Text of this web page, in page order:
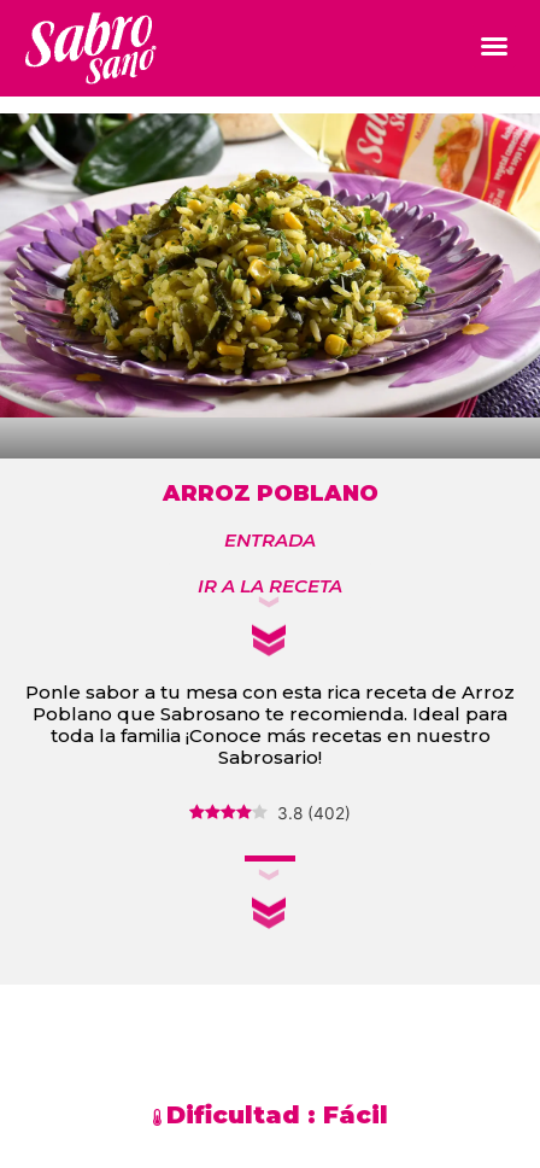
ARROZ POBLANO
ENTRADA
IR A LA RECETA
Ponle sabor a tu mesa con esta rica receta de Arroz
Poblano que Sabrosano te recomienda. Ideal para
toda la familia ¡Conoce más recetas en nuestro
Sabrosario!
3.8 (402)
Dificultad : Fácil